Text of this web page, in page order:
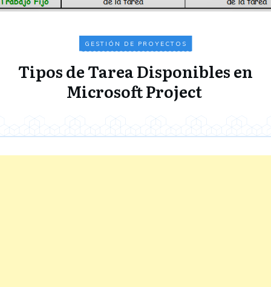
GESTIÓN DE PROYECTOS
Tipos de Tarea Disponibles en
Microsoft Project